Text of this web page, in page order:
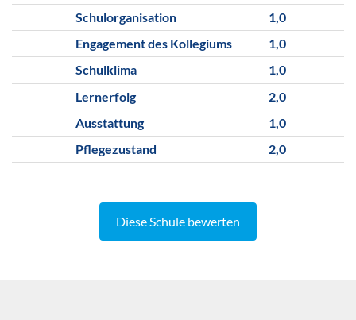
Schulorganisation
1,0
Engagement des Kollegiums
1,0
Schulklima
1,0
Lernerfolg
2,0
Ausstattung
1,0
Pflegezustand
2,0
Diese Schule bewerten